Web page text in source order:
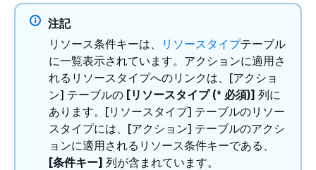
注記
リソース条件キーは、
リソースタイプテーブル
に一覧表示されています。アクションに適用さ
れるリソースタイプへのリンクは、[アクショ
ン] テーブルの [リソースタイプ (* 必須)] 列に
あります。[リソースタイプ] テーブルのリソー
スタイプには、[アクション] テーブルのアクシ
ョンに適用されるリソース条件キーである、
[条件キー] 列が含まれています。